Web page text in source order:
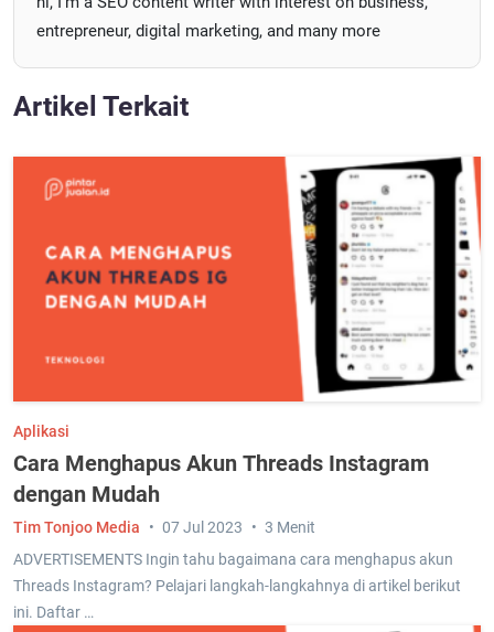
entrepreneur, digital marketing, and many more
Artikel Terkait
Aplikasi
Cara Menghapus Akun Threads Instagram
dengan Mudah
ADVERTISEMENTS Ingin tahu bagaimana cara menghapus akun
Threads Instagram? Pelajari langkah-langkahnya di artikel berikut
ini. Daftar …
Tim Tonjoo Media 07 Jul 2023 3 Menit